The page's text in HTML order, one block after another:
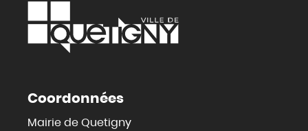
Coordonnées
Mairie de Quetigny